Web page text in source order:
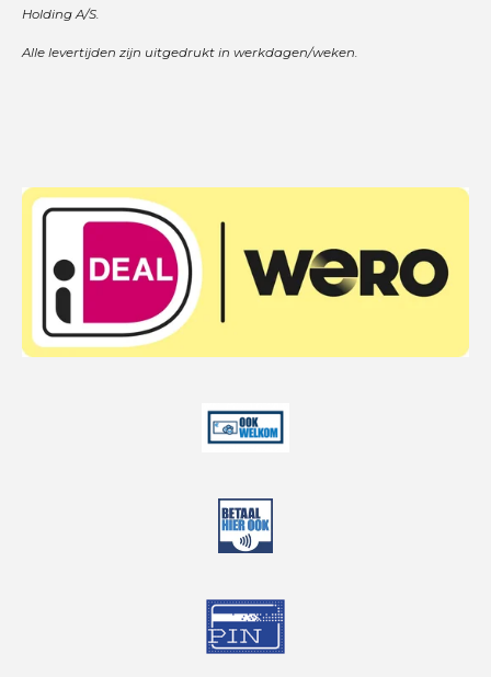
Holding A/S.
Alle levertijden zijn uitgedrukt in werkdagen/weken.